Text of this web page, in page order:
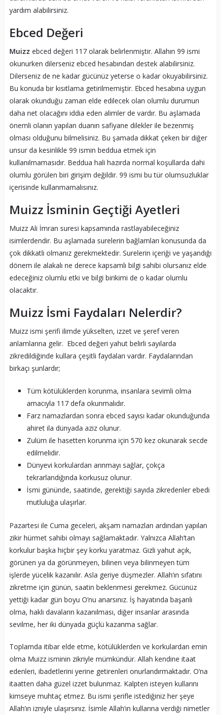
yardım alabilirsiniz.
Ebced Değeri
Muizz ebced değeri 117 olarak belirlenmiştir. Allahın 99 ismi
okunurken dilerseniz ebced hesabından destek alabilirsiniz.
Dilerseniz de ne kadar gücünüz yeterse o kadar okuyabilirsiniz.
Bu konuda bir kısıtlama getirilmemiştir. Ebced hesabına uygun
olarak okunduğu zaman elde edilecek olan olumlu durumun
daha net olacağını iddia eden alimler de vardır. Bu aşlamada
önemli olanın yapılan duanın safiyane dilekler ile bezenmiş
olması olduğunu bilmelisiniz. Bu şamada dikkat çeken bir diğer
unsur da kesinlikle 99 ismin beddua etmek için
kullanılmamasıdır. Beddua hali hazırda normal koşullarda dahi
olumlu görülen biri girişim değildir. 99 ismi bu tür olumsuzluklar
içerisinde kullanmamalısınız.
Muizz İsminin Geçtiği Ayetleri
Muizz Ali İmran suresi kapsamında rastlayabileceğiniz
isimlerdendir. Bu aşlamada surelerin bağlamları konusunda da
çok dikkatli olmanız gerekmektedir. Surelerin içeriği ve yaşandığı
dönem ile alakalı ne derece kapsamlı bilgi sahibi olursanız elde
edeceğiniz olumlu etki ve bilgi birikimi de o kadar olumlu
olacaktır.
Muizz İsmi Faydaları Nelerdir?
Muizz ismi şerifi ilimde yükselten, izzet ve şeref veren
anlamlarına gelir. Ebced değeri yahut belirli sayılarda
zikredildiğinde kullara çeşitli faydaları vardır. Faydalarından
birkaçı şunlardır;
Tüm kötülüklerden korunma, insanlara sevimli olma
amacıyla 117 defa okunmalıdır.
Farz namazlardan sonra ebced sayısı kadar okunduğunda
ahiret ila dünyada aziz olunur.
Zulüm ile hasetten korunma için 570 kez okunarak secde
edilmelidir.
Dünyevi korkulardan arınmayı sağlar, çokça
tekrarlandığında korkusuz olunur.
İsmi gününde, saatinde, gerektiği sayıda zikredenler ebedi
mutluluğa ulaşırlar.
Pazartesi ile Cuma geceleri, akşam namazları ardından yapılan
zikir hürmet sahibi olmayı sağlamaktadır. Yalnızca Allah’tan
korkulur başka hiçbir şey korku yaratmaz. Gizli yahut açık,
görünen ya da görünmeyen, bilinen veya bilinmeyen tüm
işlerde yücelik kazanılır. Asla geriye düşmezler. Allah’ın sıfatını
zikretme için günün, saatin beklenmesi gerekmez. Gücünüz
yettiği kadar gün boyu O’nu anarsınız. İş hayatında başarılı
olma, haklı davaların kazanılması, diğer insanlar arasında
sevilme, her iki dünyada güçlü kazanma sağlar.
Toplamda itibar elde etme, kötülüklerden ve korkulardan emin
olma Muizz isminin zikriyle mümkündür. Allah kendine itaat
edenleri, ibadetlerini yerine getirenleri onurlandırmaktadır. O’na
itaatten daha güzel izzet bulunmaz. Kalpten isteyen kullarını
kimseye muhtaç etmez. Bu ismi şerifle istediğiniz her şeye
Allah’ın izniyle ulaşırsınız. İsimle Allah’ın kullarına verdiği nimetler